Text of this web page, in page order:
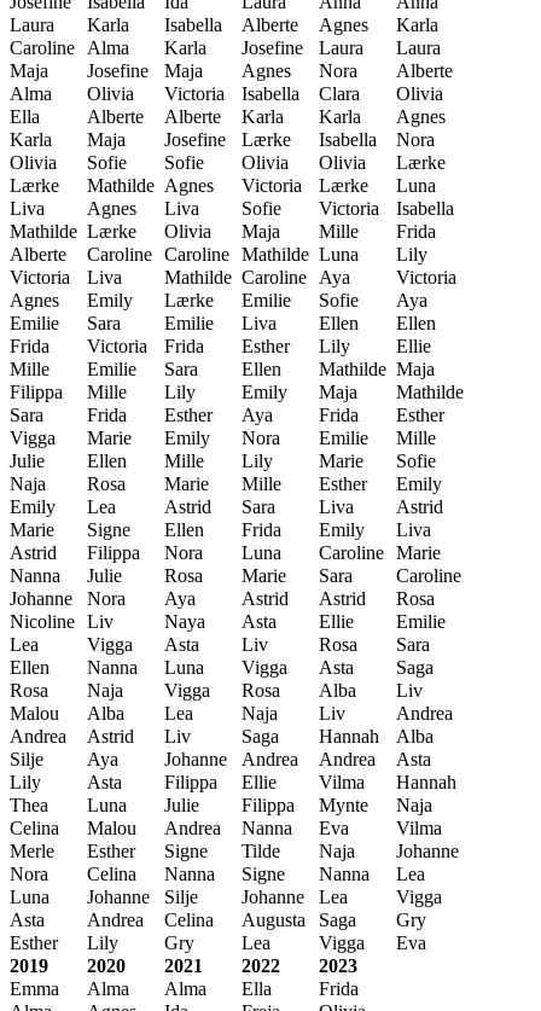
Laura
Karla Isabella Alberte Agnes
Karla
Caroline
Alma Karla Josefine Laura
Laura
Maja
Josefine Maja Agnes Nora
Alberte
Alma
Olivia Victoria Isabella Clara
Olivia
Ella
Alberte Alberte Karla Karla
Agnes
Karla
Maja Josefine Lærke Isabella
Nora
Olivia
Sofie Sofie Olivia Olivia
Lærke
Lærke
Mathilde Agnes Victoria Lærke
Luna
Liva
Agnes Liva Sofie Victoria
Isabella
Mathilde Lærke Olivia Maja Mille
Frida
Alberte
Caroline Caroline Mathilde Luna
Lily
Victoria
Liva Mathilde Caroline Aya
Victoria
Agnes
Emily Lærke Emilie Sofie
Aya
Emilie
Sara Emilie Liva Ellen
Ellen
Frida
Victoria Frida Esther Lily
Ellie
Mille
Emilie Sara Ellen Mathilde Maja
Filippa
Mille Lily Emily Maja
Mathilde
Sara
Frida Esther Aya Frida
Esther
Vigga
Marie Emily Nora Emilie
Mille
Julie
Ellen Mille Lily Marie
Sofie
Naja
Rosa Marie Mille Esther
Emily
Emily
Lea Astrid Sara Liva
Astrid
Marie
Signe Ellen Frida Emily
Liva
Astrid
Filippa Nora Luna Caroline Marie
Nanna
Julie Rosa Marie Sara
Caroline
Johanne
Nora Aya Astrid Astrid
Rosa
Nicoline Liv Naya Asta Ellie
Emilie
Lea
Vigga Asta Liv Rosa
Sara
Ellen
Nanna Luna Vigga Asta
Saga
Rosa
Naja Vigga Rosa Alba
Liv
Malou
Alba Lea Naja Liv
Andrea
Andrea
Astrid Liv Saga Hannah
Alba
Silje
Aya Johanne Andrea Andrea
Asta
Lily
Asta Filippa Ellie Vilma
Hannah
Thea
Luna Julie Filippa Mynte
Naja
Celina
Malou Andrea Nanna Eva
Vilma
Merle
Esther Signe Tilde Naja
Johanne
Nora
Celina Nanna Signe Nanna
Lea
Luna
Johanne Silje Johanne Lea
Vigga
Asta
Andrea Celina Augusta Saga
Gry
Esther
Lily Gry Lea Vigga
Eva
2019
2020 2021 2022
2023
Emma
Alma Alma Ella
Frida